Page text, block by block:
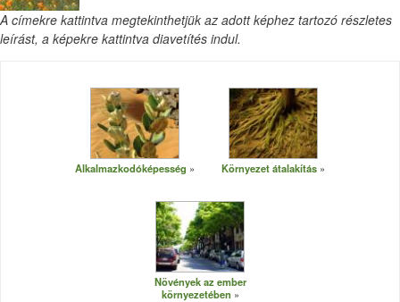
A címekre kattintva megtekinthetjük az adott képhez tartozó részletes
leírást, a képekre kattintva diavetítés indul.
Alkalmazkodóképesség Környezet átalakítás
Növények az ember
környezetében